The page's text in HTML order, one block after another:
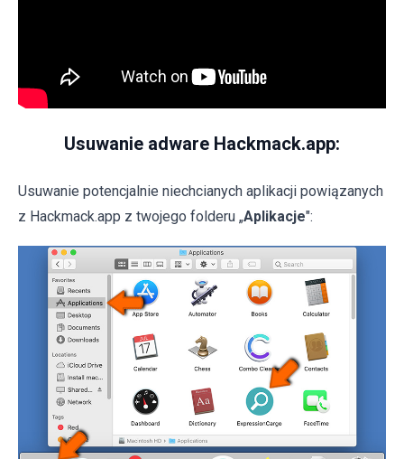
Usuwanie adware Hackmack.app:
Usuwanie potencjalnie niechcianych aplikacji powiązanych
z Hackmack.app z twojego folderu „Aplikacje":